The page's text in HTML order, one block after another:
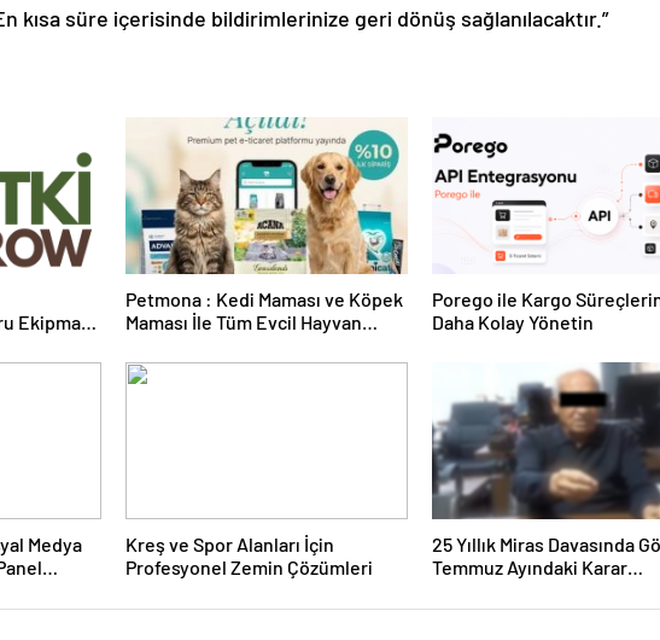
kısa süre içerisinde bildirimlerinize geri dönüş sağlanılacaktır.”
Ekipman
Petmona : Kedi Maması ve Köpek
Maması İle Tüm Evcil Hayvan
Porego ile Kargo
Daha Kolay Yönetin
Medya
Kreş ve Spor Alanları İçin
Profesyonel Zemin Çözümleri
25 Yıllık Miras Davasında
Temmuz Ayındaki Karar